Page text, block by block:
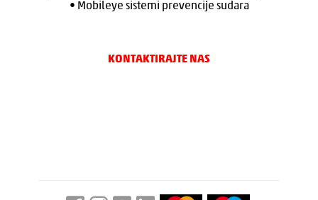
• Mobileye sistemi prevencije sudara
KONTAKTIRAJTE NAS